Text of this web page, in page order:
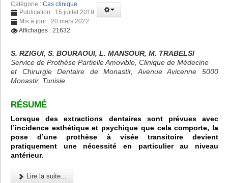
Catégorie : Cas clinique
Publication : 15 juillet 2019
Mis à jour : 20 mars 2022
Affichages : 21632
S. RZIGUI, S. BOURAOUI, L. MANSOUR, M. TRABELSI
Service de Prothèse Partielle Amovible, Clinique de Médecine
et Chirurgie Dentaire de Monastir, Avenue Avicenne 5000
Monastir, Tunisie.
RÉSUMÉ
Lorsque des extractions dentaires sont prévues avec
l’incidence esthétique et psychique que cela comporte, la
pose d’une prothèse à visée transitoire devient
pratiquement une nécessité en particulier au niveau
antérieur.
Lire la suite...